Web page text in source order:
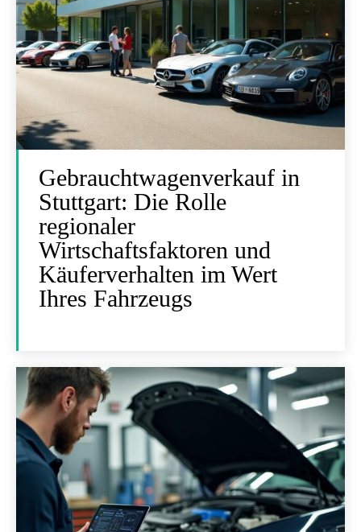
Gebrauchtwagenverkauf in
Stuttgart: Die Rolle
regionaler
Wirtschaftsfaktoren und
Käuferverhalten im Wert
Ihres Fahrzeugs